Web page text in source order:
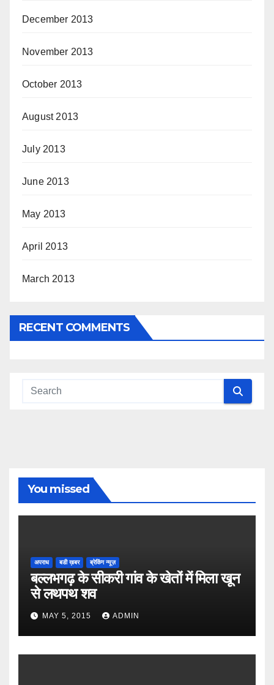
December 2013
November 2013
October 2013
August 2013
July 2013
June 2013
May 2013
April 2013
March 2013
RECENT COMMENTS
You missed
अपराध बडी ख़बर ब्रेकिंग न्यूज़
बल्लभगढ़ के सीकरी गांव के खेतों में मिला खून
से लथपथ शव
MAY 5, 2015 ADMIN